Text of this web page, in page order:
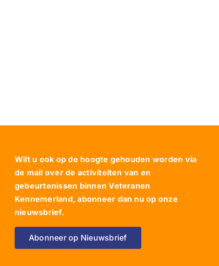
Wilt u ook op de hoogte gehouden worden via
de mail over de activiteiten van en
gebeurtenissen binnen Veteranen
Kennemerland, abonneer dan nu op onze
nieuwsbrief.
Abonneer op Nieuwsbrief